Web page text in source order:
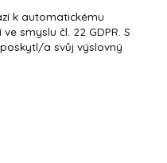
k automatickému
smyslu čl. 22 GDPR. S
a svůj výslovný